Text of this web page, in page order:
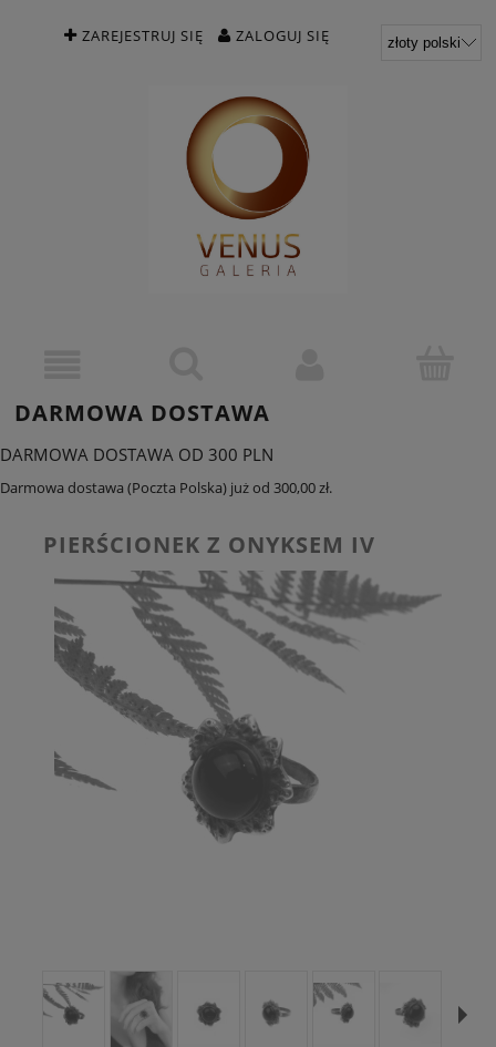
ZAREJESTRUJ SIĘ ZALOGUJ SIĘ
DARMOWA DOSTAWA
DARMOWA DOSTAWA OD 300 PLN
Darmowa dostawa (Poczta Polska) już od 300,00 zł.
PIERŚCIONEK Z ONYKSEM IV